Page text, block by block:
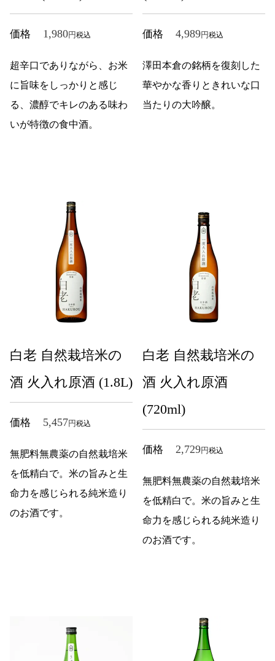
価格 1,980 税込
超辛口でありながら、お米
に旨味をしっかりと感じ
る、濃醇でキレのある味わ
いが特徴の食中酒。
価格 4,989 税込
澤田本倉の銘柄を復刻した
華やかな香りときれいな口
当たりの大吟醸。
白老 自然栽培米の
酒 火入れ原酒 (1.8L)
価格 5,457 税込
無肥料無農薬の自然栽培米
を低精白で。米の旨みと生
命力を感じられる純米造り
のお酒です。
白老 自然栽培米の
酒 火入れ原酒
(720ml)
価格 2,729 税込
無肥料無農薬の自然栽培米
を低精白で。米の旨みと生
命力を感じられる純米造り
のお酒です。